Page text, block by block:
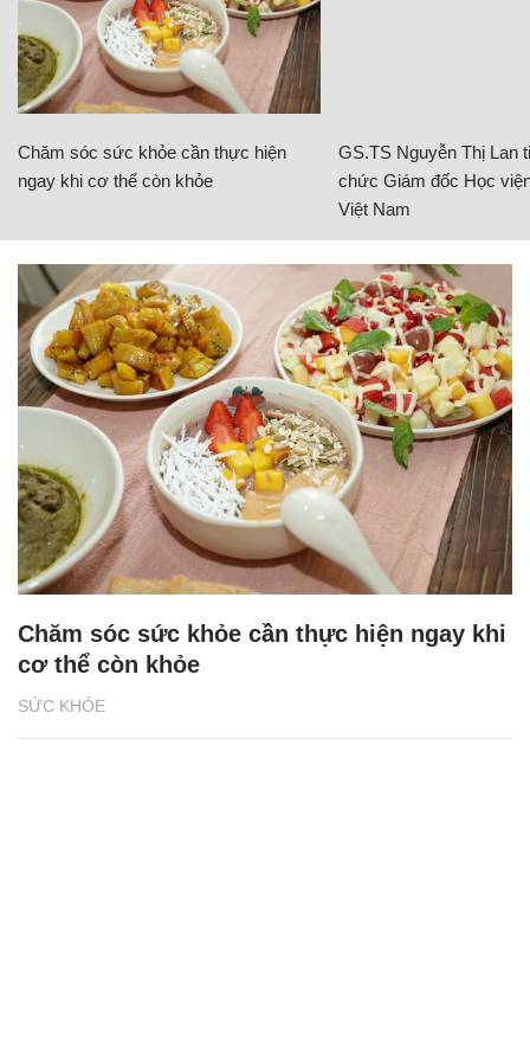
Chăm sóc sức khỏe cần thực hiện
ngay khi cơ thể còn khỏe
GS.TS Nguyễn Thị Lan
chức Giám đốc Học
Việt Nam
SỨC KHỎE
Chăm sóc sức khỏe cần thực hiện ngay khi
cơ thể còn khỏe